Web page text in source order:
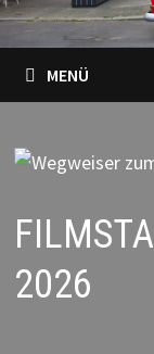
MENÜ
2026